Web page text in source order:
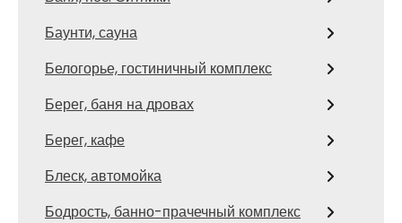
Баунти, сауна
Белогорье, гостиничный комплекс
Берег, баня на дровах
Берег, кафе
Блеск, автомойка
Бодрость, банно-прачечный комплекс